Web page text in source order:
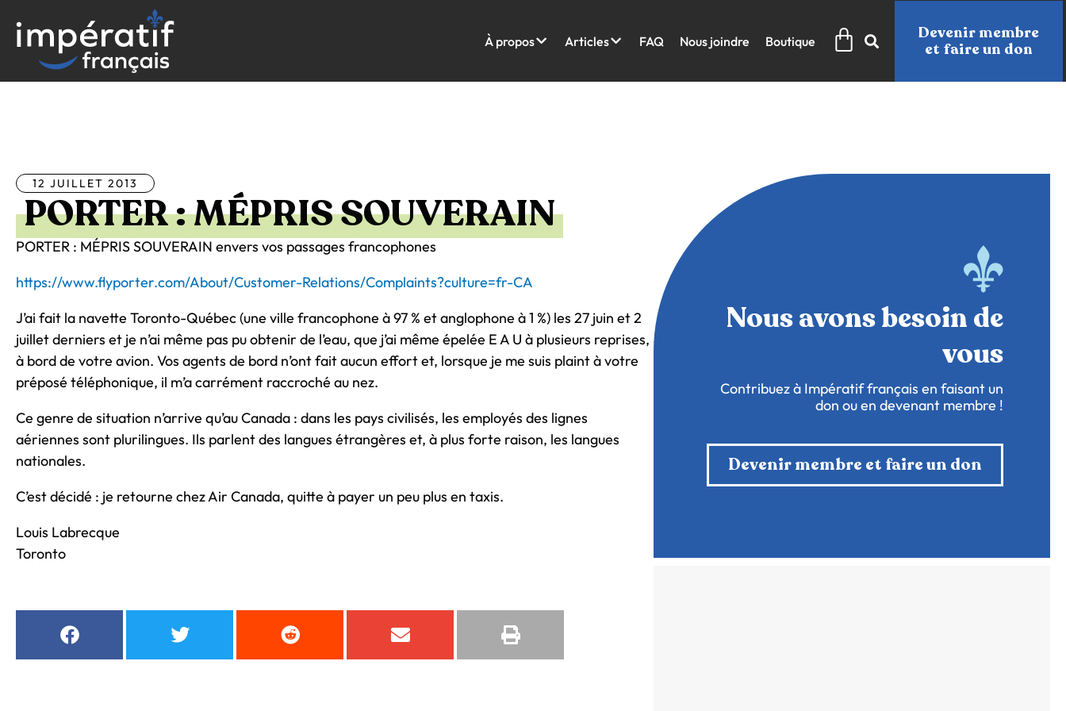
contenu
À propos Articles FAQ Nous joindre Boutique Panier
Devenir membre
et faire un don
12 JUILLET 2013
PORTER : MÉPRIS SOUVERAIN
PORTER : MÉPRIS SOUVERAIN envers vos passages francophones
https://www.flyporter.com/About/Customer-Relations/Complaints?culture=fr-CA
J’ai fait la navette Toronto-Québec (une ville francophone à 97 % et anglophone à 1 %) les 27 juin et 2
juillet derniers et je n’ai même pas pu obtenir de l’eau, que j’ai même épelée E A U à plusieurs reprises,
à bord de votre avion. Vos agents de bord n’ont fait aucun effort et, lorsque je me suis plaint à votre
préposé téléphonique, il m’a carrément raccroché au nez.
Ce genre de situation n’arrive qu’au Canada : dans les pays civilisés, les employés des lignes
aériennes sont plurilingues. Ils parlent des langues étrangères et, à plus forte raison, les langues
nationales.
C’est décidé : je retourne chez Air Canada, quitte à payer un peu plus en taxis.
Louis Labrecque
Toronto
Nous avons besoin de
vous
Contribuez à Impératif français en faisant un
don ou en devenant membre !
Devenir membre et faire un don